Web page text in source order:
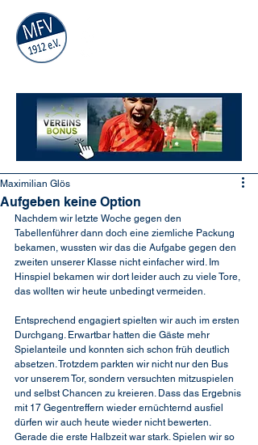
Aufgeben keine Option
Maximilian Glös
Nachdem wir letzte Woche gegen den
Tabellenführer dann doch eine ziemliche Packung
bekamen, wussten wir das die Aufgabe gegen den
zweiten unserer Klasse nicht einfacher wird. Im
Hinspiel bekamen wir dort leider auch zu viele Tore,
das wollten wir heute unbedingt vermeiden.
Entsprechend engagiert spielten wir auch im ersten
Durchgang. Erwartbar hatten die Gäste mehr
Spielanteile und konnten sich schon früh deutlich
absetzen. Trotzdem parkten wir nicht nur den Bus
vor unserem Tor, sondern versuchten mitzuspielen
und selbst Chancen zu kreieren. Dass das Ergebnis
mit 17 Gegentreffern wieder ernüchternd ausfiel
dürfen wir auch heute wieder nicht bewerten.
Gerade die erste Halbzeit war stark. Spielen wir so